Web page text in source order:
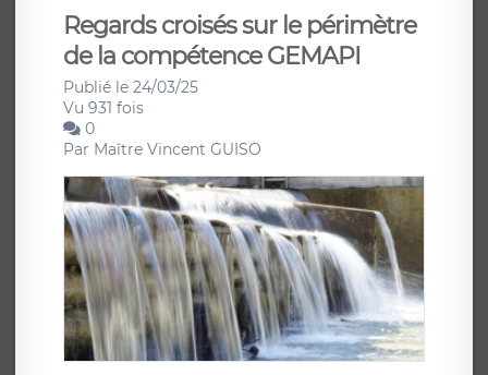
Regards croisés sur le périmètre
de la compétence GEMAPI
Publié le 24/03/25
Vu 931 fois
0
Par Maître Vincent GUISO